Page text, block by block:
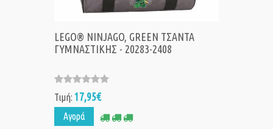
LEGO® NINJAGO, GREEN ΤΣΑΝΤΑ
ΓΥΜΝΑΣΤΙΚΗΣ - 20283-2408
Τιμή: 17,95€
Αγορά